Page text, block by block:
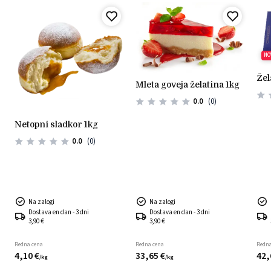
netopni sladkor 1kg
0.0 (0)
Na zalogi
Dostava en dan - 3 dni
3,90 €
Redna cena
4,10€/kg
mleta goveja želatina 1kg
0.0 (0)
Na zalogi
Dostava en dan - 3 dni
3,90 €
Redna cena
33,65€/kg 42,